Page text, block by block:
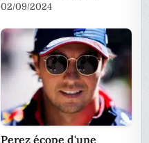
02/09/2024
Perez écope d'une